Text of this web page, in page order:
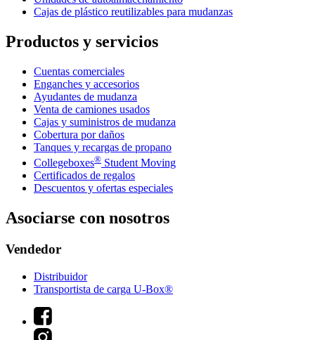
Cajas de plástico reutilizables para mudanzas
Productos y servicios
Cuentas comerciales
Enganches y accesorios
Ayudantes de mudanza
Venta de camiones usados
Cajas y suministros de mudanza
Cobertura por daños
Tanques y recargas de propano
Collegeboxes® Student Moving
Certificados de regalos
Descuentos y ofertas especiales
Asociarse con nosotros
Vendedor
Distribuidor
Transportista de carga U-Box®